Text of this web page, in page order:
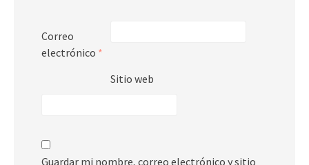
Correo
electrónico *
Sitio web
Guardar mi nombre, correo electrónico y sitio